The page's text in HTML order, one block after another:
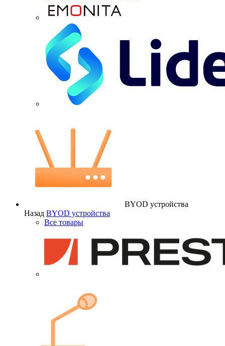
BYOD устройства
Назад BYOD устройства
Все товары